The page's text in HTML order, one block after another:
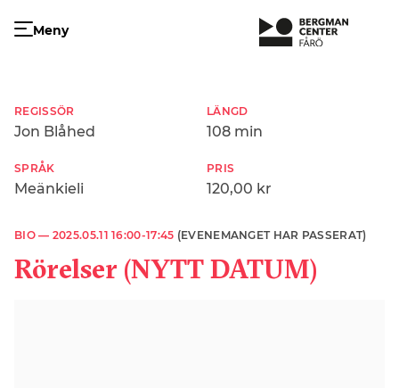
Meny
REGISSÖR
Jon Blåhed
LÄNGD
108 min
SPRÅK
Meänkieli
PRIS
120,00 kr
BIO — 2025.05.11 16:00-17:45 (EVENEMANGET HAR PASSERAT)
Rörelser (NYTT DATUM)